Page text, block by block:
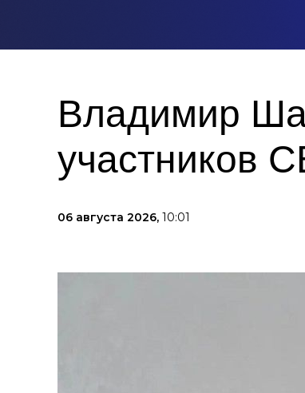
Владимир
участников
06 августа 2026, 10:01